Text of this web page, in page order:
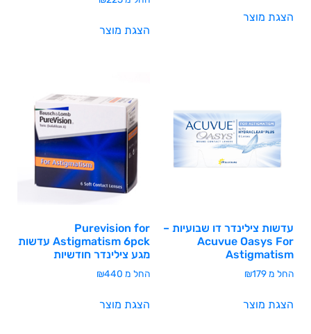
הצגת מוצר
הצגת מוצר
עדשות צילינדר דו שבועיות –
Acuvue Oasys For
Astigmatism
החל מ ₪179
הצגת מוצר
Purevision for
Astigmatism 6pck עדשות
מגע צילינדר חודשיות
החל מ ₪440
הצגת מוצר